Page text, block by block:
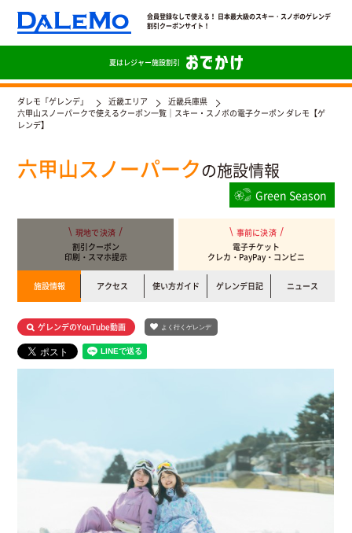
会員登録なしで使える！ 日本最大級のスキー・スノボのゲレンデ
割引クーポンサイト！
夏はレジャー施設割引
ダレモ「ゲレンデ」 近畿エリア
近畿兵庫県
六甲山スノーパークで使えるクーポン一覧｜スキー・スノボの電子クーポン ダレモ【ゲ
レンデ】
六甲山スノーパークの施設情報
Green Season
現地で決済
割引クーポン
印刷・スマホ提示
事前に決済
電子チケット
クレカ・PayPay・コンビニ
施設情報 アクセス 使い方ガイド ゲレンデ日記 ニュース
ゲレンデのYouTube動画 よく行くゲレンデ